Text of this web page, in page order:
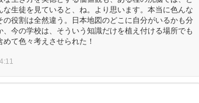
生徒を見ていると、ね。より思います。本当に色んな
役割は全然違う。日本地図のどこに自分がいるかも分
今の学校は、そういう知識だけを植え付ける場所でも
て色々考えさせられた！